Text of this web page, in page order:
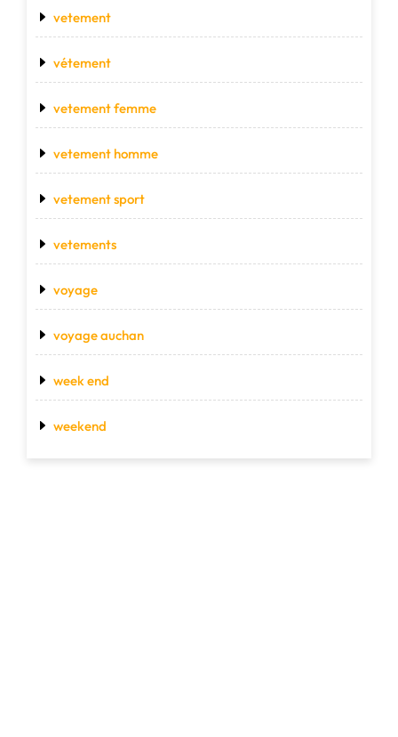
vetement
vétement
vetement femme
vetement homme
vetement sport
vetements
voyage
voyage auchan
week end
weekend